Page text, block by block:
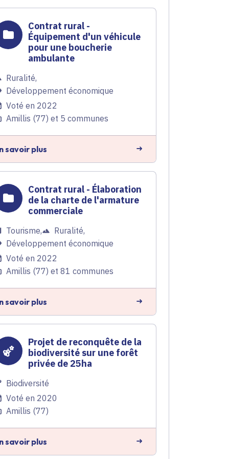
Contrat rural -
Équipement d'un véhicule
pour une boucherie
ambulante
Ruralité,
Développement économique
Voté en 2022
Amillis (77) et 5 communes
savoir plus
Contrat rural - Élaboration
de la charte de l'armature
commerciale
Tourisme, Ruralité,
Développement économique
Voté en 2022
Amillis (77) et 81 communes
savoir plus
Projet de reconquête de la
biodiversité sur une forêt
privée de 25ha
Biodiversité
Voté en 2020
Amillis (77)
savoir plus